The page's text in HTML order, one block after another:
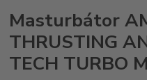
Masturbátor
THRUSTING
TECH TURBO